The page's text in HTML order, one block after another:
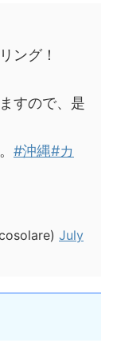
ング！
すので、是
#沖縄#カ
July